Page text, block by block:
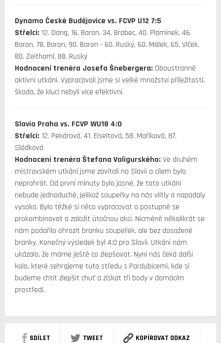
Dynamo České Budějovice vs. FCVP U12 7:5
Střelci: 12. Dang, 16. Baron, 34. Brabec, 40. Plamínek, 46.
Baron, 78. Baron, 90. Baron - 60. Ruský, 60. Málek, 65. Vlček,
80. Zeithaml, 88. Ruský
Hodnocení trenéra Josefa Šnebergera: Oboustranně
aktivní utkání. Vypracovali jsme si velké množství příležitostí,
škoda, že kluci nebyli více efektivní.
Slavia Praha vs. FCVP WU18 4:0
Střelci: 12. Pekárová, 41. Eiseltová, 58. Maříková, 87.
Sládková
Hodnocení trenéra Štefana Valigurského: Ve druhém
mistrovském utkání jsme zavítali na Slavii a cílem bylo
neprohrát. Od první minuty bylo jasné, že toto utkání
nebude jednoduché, jelikož soupeřky na nás vlítly a napadaly
vysoko. Bylo těžké si něco vypracovat a postupně se
prokombinovat a založit útočnou akci. Nicméně několikrát se
nám podařilo ohrozit branku soupeřek, ale bez dosažené
branky. Konečný výsledek byl 4:0 pro Slavii. Utkání nám
ukázalo, že máme ještě co zlepšovat. Nyní nás čeká další
kolo, které sehrajeme tuto středu s Pardubicemi, kde si
budeme chtít zlepšit chuť a získat tři body v domácím
prostředí.
SDÍLET TWEET KOPÍROVAT ODKAZ